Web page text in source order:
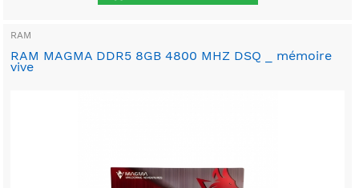
RAM
RAM MAGMA DDR5 8GB 4800 MHZ DSQ _ mémoire
vive